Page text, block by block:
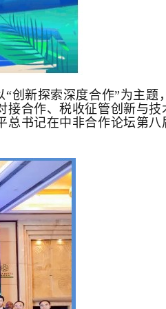
“创新探索深度合作”为主题
合作、税收征管创新与技
书记在中非合作论坛第八